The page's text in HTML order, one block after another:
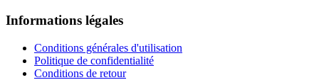
Informations légales
Conditions générales d'utilisation
Politique de confidentialité
Conditions de retour